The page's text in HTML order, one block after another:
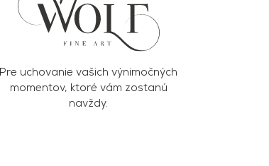
Pre uchovanie vašich výnimočných
momentov, ktoré vám zostanú
navždy.